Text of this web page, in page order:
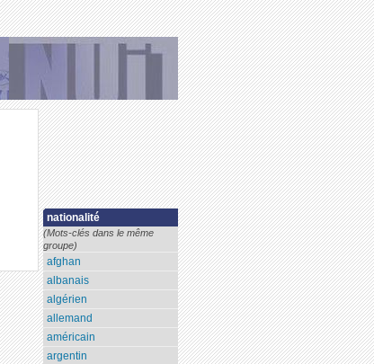
nationalité
(Mots-clés dans le même
groupe)
afghan
albanais
algérien
allemand
américain
argentin